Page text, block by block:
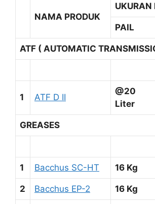
NAMA PRODUK
PAIL
ATF ( AUTOMATIC
1 ATF D II
@20
Liter
GREASES
1 Bacchus SC-HT 16 Kg
2 Bacchus EP-2 16 Kg